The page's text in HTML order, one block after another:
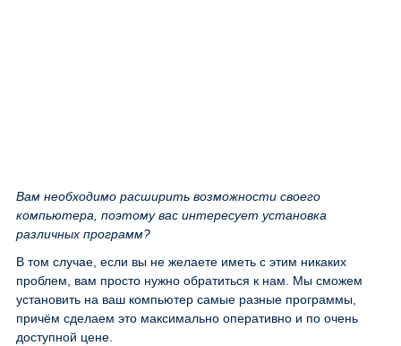
Вам необходимо расширить возможности своего
компьютера, поэтому вас интересует установка
различных программ?
В том случае, если вы не желаете иметь с этим никаких
проблем, вам просто нужно обратиться к нам. Мы сможем
установить на ваш компьютер самые разные программы,
причём сделаем это максимально оперативно и по очень
доступной цене.